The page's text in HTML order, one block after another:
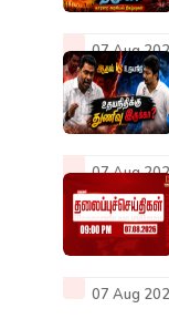
07 Aug
07 Aug
07 Aug